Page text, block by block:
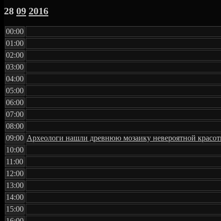
28 09 2016
00:00
01:00
02:00
03:00
04:00
05:00
06:00
07:00
08:00
09:00 Археологи нашли древнюю мозаику невероятной
10:00
11:00
12:00
13:00
14:00
15:00